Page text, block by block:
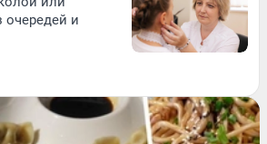
очередей и